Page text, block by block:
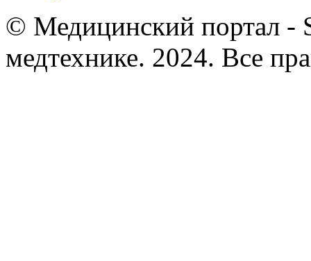
© Медицинский портал -
медтехнике. 2024. Все